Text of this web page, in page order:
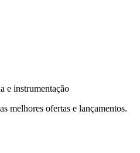
e instrumentação
melhores ofertas e lançamentos.